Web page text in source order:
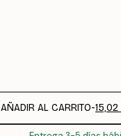
AÑADIR AL CARRITO-